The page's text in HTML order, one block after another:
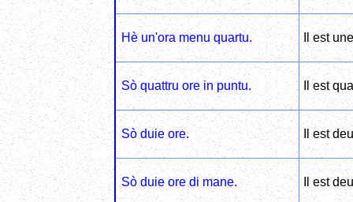
Hè un'ora menu quartu. Il est
Sò quattru ore in puntu. Il est
Sò duie ore. Il est
Sò duie ore di mane. Il est